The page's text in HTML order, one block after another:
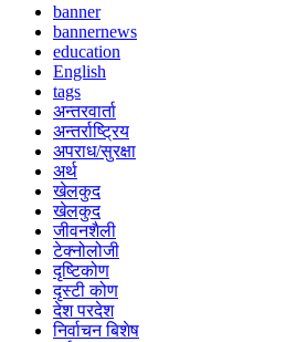
banner
bannernews
education
English
tags
अन्तरवार्ता
अन्तर्राष्ट्रिय
अपराध/सुरक्षा
अर्थ
खेलकुद
खेलकुद
जीवनशैली
टेक्नोलोजी
दृष्टिकोण
दृस्टी कोण
देश परदेश
निर्वाचन बिशेष